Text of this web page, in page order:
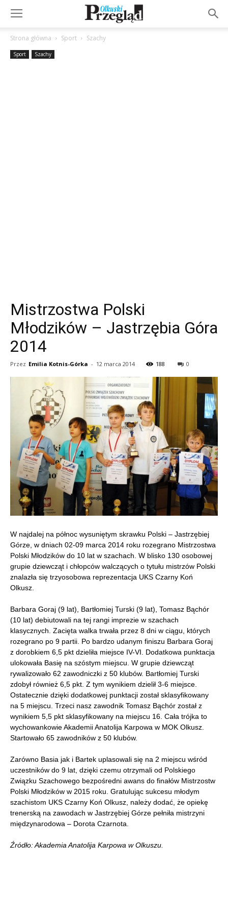
Strona główna Sport Szachy
Sport Szachy
Mistrzostwa Polski
Młodzików – Jastrzębia Góra
2014
Przez Emilia Kotnis-Górka - 12 marca 2014 188 0
W najdalej na północ wysuniętym skrawku Polski – Jastrzębiej
Górze, w dniach 02-09 marca 2014 roku rozegrano Mistrzostwa
Polski Młodzików do 10 lat w szachach. W blisko 130 osobowej
grupie dziewcząt i chłopców walczących o tytułu mistrzów Polski
znalazła się trzyosobowa reprezentacja UKS Czarny Koń
Olkusz.
Barbara Goraj (9 lat), Bartłomiej Turski (9 lat), Tomasz Bąchór
(10 lat) debiutowali na tej rangi imprezie w szachach
klasycznych. Zacięta walka trwała przez 8 dni w ciągu, których
rozegrano po 9 partii. Po bardzo udanym finiszu Barbara Goraj
z dorobkiem 6,5 pkt dzieliła miejsce IV-VI. Dodatkowa punktacja
ulokowała Basię na szóstym miejscu. W grupie dziewcząt
rywalizowało 62 zawodniczki z 50 klubów. Bartłomiej Turski
zdobył również 6,5 pkt. Z tym wynikiem dzielił 3-6 miejsce.
Ostatecznie dzięki dodatkowej punktacji został sklasyfikowany
na 5 miejscu. Trzeci nasz zawodnik Tomasz Bąchór został z
wynikiem 5,5 pkt sklasyfikowany na miejscu 16. Cała trójka to
wychowankowie Akademii Anatolija Karpowa w MOK Olkusz.
Startowało 65 zawodników z 50 klubów.
Zarówno Basia jak i Bartek uplasowali się na 2 miejscu wśród
uczestników do 9 lat, dzięki czemu otrzymali od Polskiego
Związku Szachowego bezpośredni awans do finałów Mistrzostw
Polski Młodzików w 2015 roku. Gratulując sukcesu młodym
szachistom UKS Czarny Koń Olkusz, należy dodać, że opiekę
trenerską na zawodach w Jastrzębiej Górze pełniła mistrzyni
międzynarodowa – Dorota Czarnota.
Źródło: Akademia Anatolija Karpowa w Olkuszu.